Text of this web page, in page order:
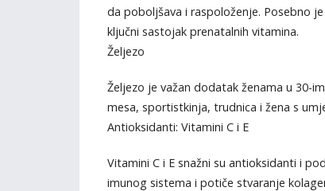
da poboljšava i raspoloženje. Posebno
ključni sastojak prenatalnih vitamina.
Željezo
Željezo je važan dodatak ženama u 30-
mesa, sportistkinja, trudnica i žena s
Antioksidanti: Vitamini C i E
Vitamini C i E snažni su antioksidanti i
imunog sistema i potiče stvaranje